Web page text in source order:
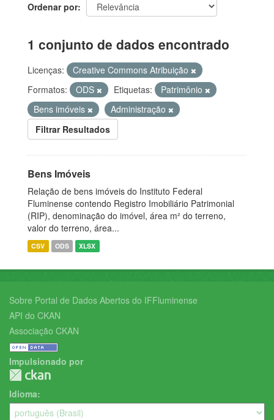
Ordenar por
1 conjunto de dados encontrado
Licenças:
Creative Commons Atribuição
Formatos:
ODS Etiquetas:
Patrimônio
Bens imóveis
Administração
Filtrar Resultados
Bens Imóveis
Relação de bens imóveis do Instituto Federal
Fluminense contendo Registro Imobiliário Patrimonial
(RIP), denominação do imóvel, área m² do terreno,
valor do terreno, área...
CSV ODS XLSX
Sobre Portal de Dados Abertos do IFFluminense
API do CKAN
Associação CKAN
Impulsionado por
Idioma